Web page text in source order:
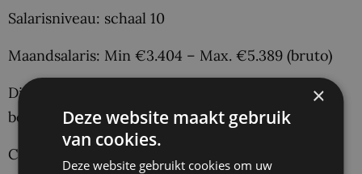
Salarisniveau: schaal 10
Maandsalaris: Min €3.404 – Max. €5.389 (bruto)
Dienstverband: Arbeidsovereenkomst voor
bepaalde tijd met uitzicht op onbepaalde tijd
Contractduur: 12 maanden
×
Deze website maakt gebruik
van cookies.
Deze website gebruikt cookies om uw